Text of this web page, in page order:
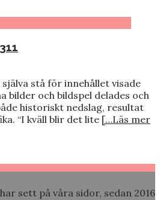
stå för innehållet visade
bilder och bildspel delades och
historiskt nedslag, resultat
“I kväll blir det lite […Läs mer
sett på våra sidor, sedan 2016